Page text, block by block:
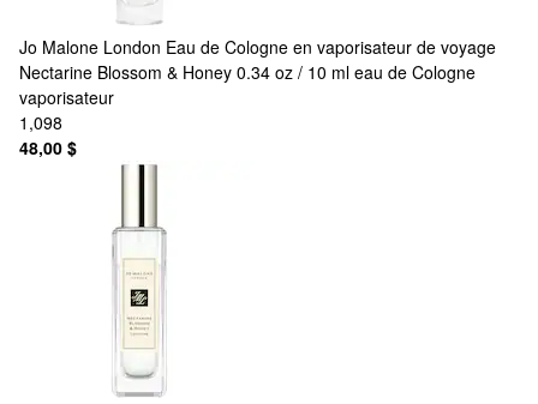
Jo Malone London Eau de Cologne en vaporisateur de voyage
Nectarine Blossom & Honey 0.34 oz / 10 ml eau de Cologne
vaporisateur
1,098
48,00 $